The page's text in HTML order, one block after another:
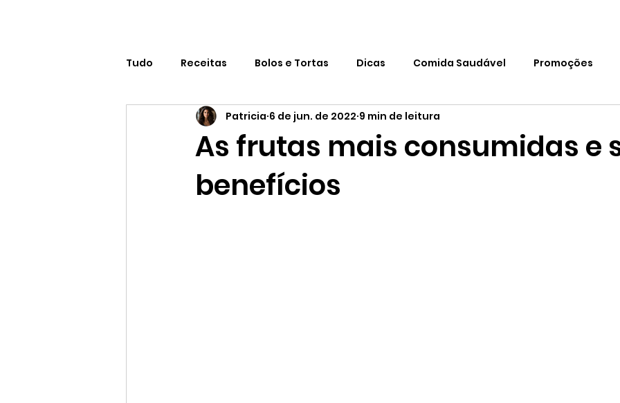
Tudo Receitas Bolos e Tortas Dicas Comida Saudável Promoções
Supermercado online Estilo de Vida Curiosidades
As frutas mais consumidas e
benefícios
Patricia 6 de jun. de 2022 9 min de leitura